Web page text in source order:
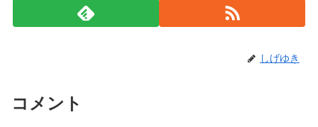
しげゆき
コメント